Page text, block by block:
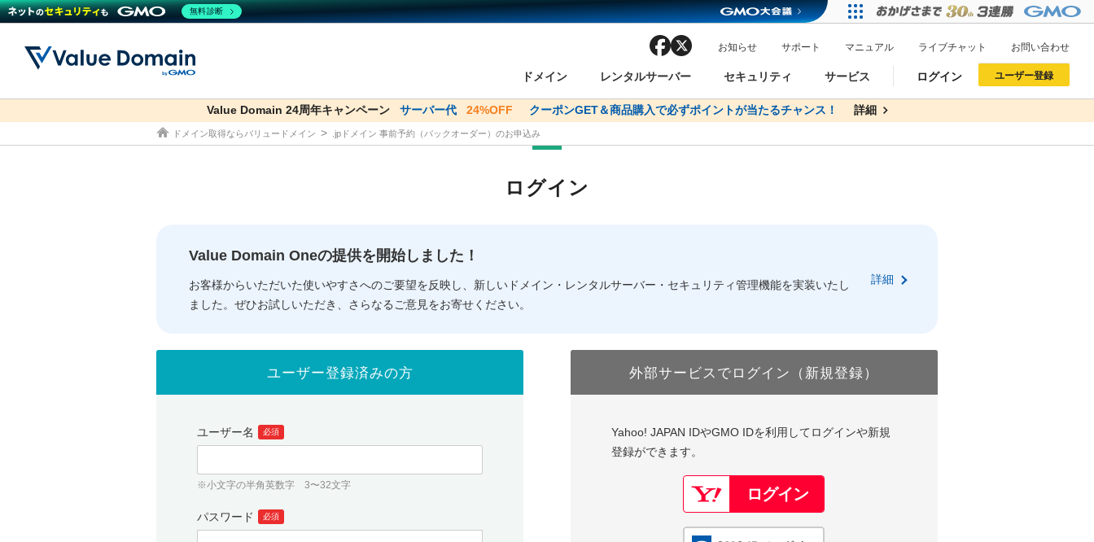
ドメイン
ドメイン ドメイン検索
ドメイン一括検索
人気ドメインの種類 WHOIS検索
レンタルサーバー
レンタルサーバー コアサーバー
セキュリティ
セキュリティ Value Domain ネットde診断
サービス
サービス お得意様割引
バリュードメインAPI
facebook お知らせ サポート マニュアル ライブチャット お問い合わせ
ログイン
従来のバリュードメインをご利用希望の方 おすすめ One レンタルサーバーを含む最新の機能を使う方
以下でもログイン可能
ユーザー登録
従来のバリュードメインをご利用希望の方 おすすめ One レンタルサーバーを含む最新の機能を使う方
以下でも登録可能
Value Domain 24周年キャンペーン サーバー代 24%OFF クーポンGET＆商品購入で必ずポイントが当たるチャンス！ 詳細
co.jpドメイン✕コアサーバーV2ビジネス応援キャンペーン サーバー料金1年間無料 詳細
ドメイン取得ならバリュードメイン .jpドメイン 事前予約（バックオーダー）のお申込み
ログイン
Value Domain Oneの提供を開始しました！
お客様からいただいた使いやすさへのご要望を反映し、新しいドメイン・レンタルサーバー・セキュリティ管理機能を実装いたし
ました。ぜひお試しいただき、さらなるご意見をお寄せください。
詳細
ユーザー登録済みの方
ユーザー名 必須
※小文字の半角英数字 3〜32文字
パスワード 必須
外部サービスでログイン（新規登録）
Yahoo! JAPAN IDやGMO IDを利用してログインや新規
登録ができます。
無料診断